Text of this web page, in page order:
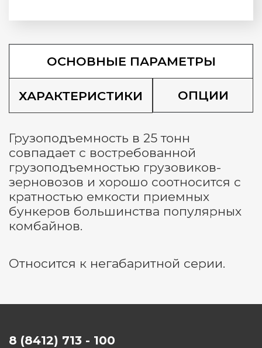
ОСНОВНЫЕ ПАРАМЕТРЫ
ХАРАКТЕРИСТИКИ ОПЦИИ
Грузоподъемность в 25 тонн
совпадает с востребованной
грузоподъемностью грузовиков-
зерновозов и хорошо соотносится с
кратностью емкости приемных
бункеров большинства популярных
комбайнов.
Относится к негабаритной серии.
8 (8412) 713 - 100